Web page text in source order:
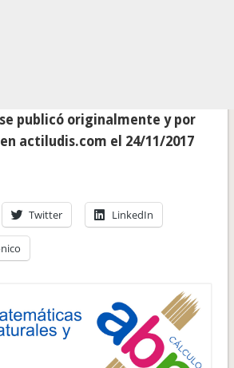
publicó originalmente y por
actiludis.com el 24/11/2017
Twitter LinkedIn